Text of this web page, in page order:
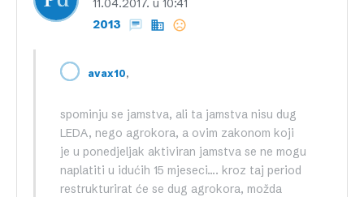
11.04.2017. u 10:41
2013
avax10,
spominju se jamstva, ali ta jamstva nisu dug
LEDA, nego agrokora, a ovim zakonom koji
je u ponedjeljak aktiviran jamstva se ne mogu
naplatiti u idućih 15 mjeseci…. kroz taj period
restrukturirat će se dug agrokora, možda